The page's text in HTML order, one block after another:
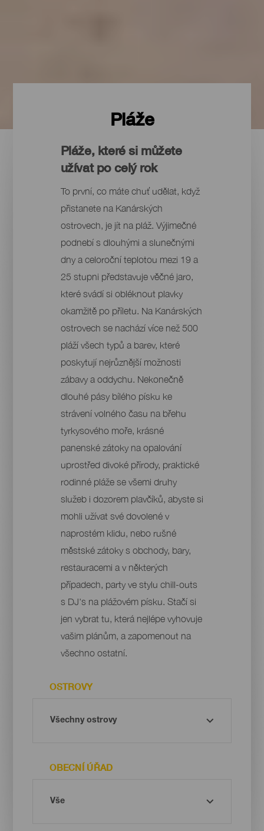
Pláže
Pláže, které si můžete
užívat po celý rok
To první, co máte chuť udělat, když
přistanete na Kanárských
ostrovech, je jít na pláž. Výjimečné
podnebí s dlouhými a slunečnými
dny a celoroční teplotou mezi 19 a
25 stupni představuje věčné jaro,
které svádí si obléknout plavky
okamžitě po příletu. Na Kanárských
ostrovech se nachází více než 500
pláží všech typů a barev, které
poskytují nejrůznější možnosti
zábavy a oddychu. Nekonečně
dlouhé pásy bílého písku ke
strávení volného času na břehu
tyrkysového moře, krásné
panenské zátoky na opalování
uprostřed divoké přírody, praktické
rodinné pláže se všemi druhy
služeb i dozorem plavčíků, abyste si
mohli užívat své dovolené v
naprostém klidu, nebo rušné
městské zátoky s obchody, bary,
restauracemi a v některých
případech, party ve stylu chill-outs
s DJ's na plážovém písku. Stačí si
jen vybrat tu, která nejlépe vyhovuje
vašim plánům, a zapomenout na
všechno ostatní.
OSTROVY
OBECNÍ ÚŘAD